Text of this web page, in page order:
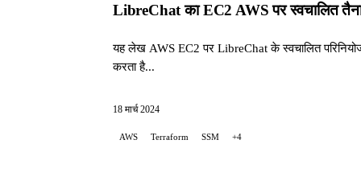
LibreChat का EC2 AWS पर स्वचालित
यह लेख AWS EC2 पर LibreChat के स्वचालित
करता है...
18 मार्च 2024
AWS Terraform SSM +4